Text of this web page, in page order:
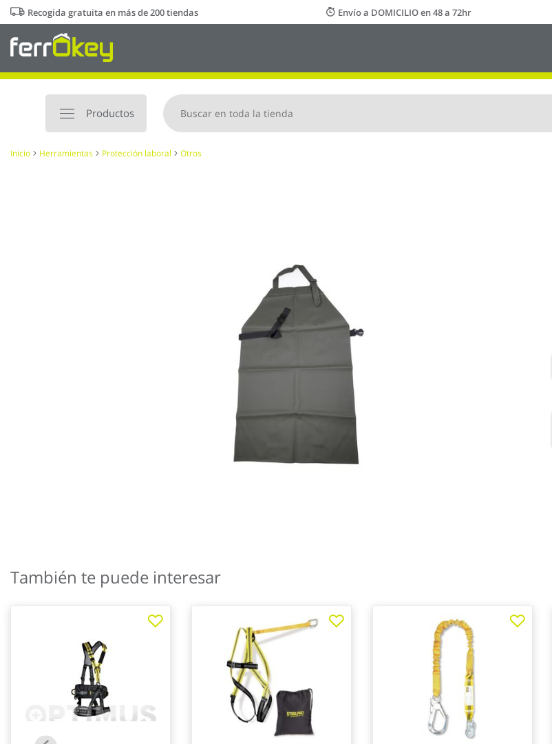
Ir
al
contenido
Recogida gratuita en más de 200 tiendas Envío a DOMICILIO en 48 a 72hr
Productos
Inicio Herramientas Protección laboral Otros
al
comienzo
También te puede interesar